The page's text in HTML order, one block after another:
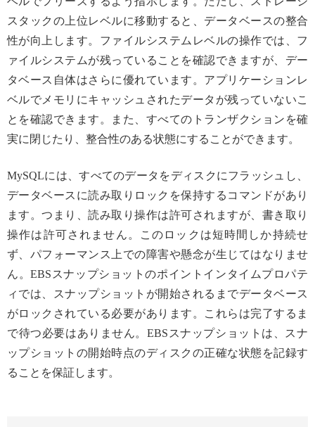
スタックの上位レベルに移動すると、データベースの整合
性が向上します。ファイルシステムレベルの操作では、フ
ァイルシステムが残っていることを確認できますが、デー
タベース自体はさらに優れています。アプリケーションレ
ベルでメモリにキャッシュされたデータが残っていないこ
とを確認できます。また、すべてのトランザクションを確
実に閉じたり、整合性のある状態にすることができます。
MySQLには、すべてのデータをディスクにフラッシュし、
データベースに読み取りロックを保持するコマンドがあり
ます。つまり、読み取り操作は許可されますが、書き取り
操作は許可されません。このロックは短時間しか持続せ
ず、パフォーマンス上での障害や懸念が生じてはなりませ
ん。EBSスナップショットのポイントインタイムプロパテ
ィでは、スナップショットが開始されるまでデータベース
がロックされている必要があります。これらは完了するま
で待つ必要はありません。EBSスナップショットは、スナ
ップショットの開始時点のディスクの正確な状態を記録す
ることを保証します。